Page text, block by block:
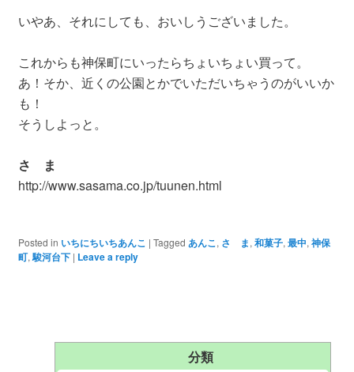
いやあ、それにしても、おいしうございました。
これからも神保町にいったらちょいちょい買って。
あ！そか、近くの公園とかでいただいちゃうのがいいか
も！
そうしよっと。
さゝま
http://www.sasama.co.jp/tuunen.html
Posted in いちにちいちあんこ | Tagged あんこ, さゝま, 和菓子, 最中, 神保
町, 駿河台下 | Leave a reply
分類